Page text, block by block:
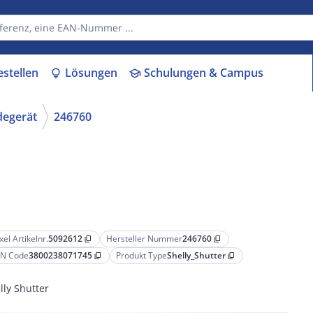
lightbulb Lösungen schoolSchulungen & Campus
246760
Artikelnr.5092612 content_copy Hersteller Nummer246760 content_copy
Code3800238071745 content_copy Produkt TypeShelly_Shutter content_copy
Shutter